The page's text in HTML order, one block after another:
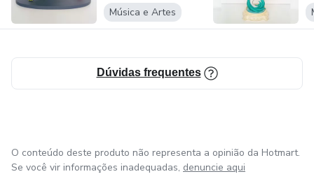
Música e Artes
Dúvidas frequentes
O conteúdo deste produto não representa a opinião da Hotmart.
Se você vir informações inadequadas, denuncie aqui